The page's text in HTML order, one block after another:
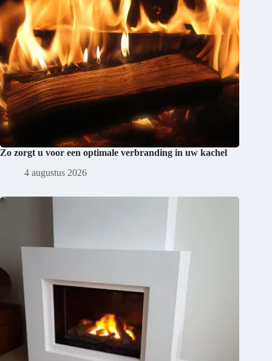
Zo zorgt u voor een optimale verbranding in uw kachel
4 augustus 2026